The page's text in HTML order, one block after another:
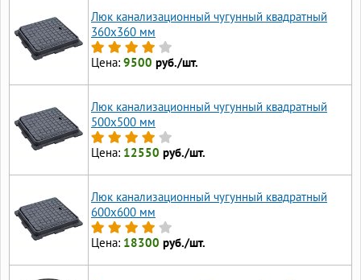
Люк канализационный чугунный квадратный
360х360 мм
Цена: 9500 руб./шт.
Люк канализационный чугунный квадратный
500х500 мм
Цена: 12550 руб./шт.
Люк канализационный чугунный квадратный
600х600 мм
Цена: 18300 руб./шт.